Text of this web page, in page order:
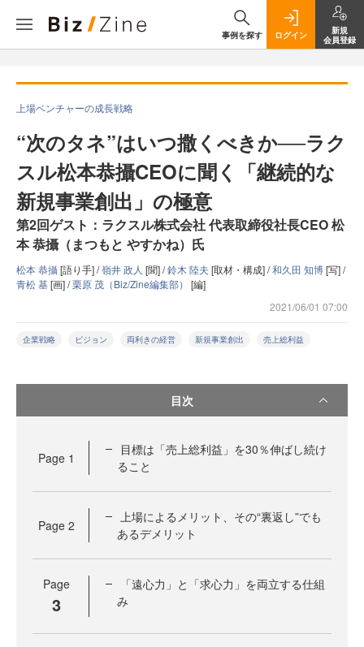
事例を探す ログイン
新規
会員登録
上場ベンチャーの成長戦略
“次のタネ”はいつ撒くべきか──ラク
スル松本恭攝CEOに聞く「継続的な
新規事業創出」の極意
第2回ゲスト：ラクスル株式会社 代表取締役社長CEO 松
本 恭攝（まつもと やすかね）氏
松本 恭攝[語り手] /嶺井 政人 [聞] /鈴木 陸夫 [取材・構成] /和久田 知博[写] /
青松 基[画] /栗原 茂（Biz/Zine編集部） [編]
2021/06/01 07:00
企業戦略 ビジョン 両利きの経営 新規事業創出 売上総利益
目次
Page 1
目標は「売上総利益」を30％伸ばし続け
ること
Page 2
上場によるメリット、その“裏返し”でも
あるデメリット
Page
3
「遠心力」と「求心力」を両立する仕組
み